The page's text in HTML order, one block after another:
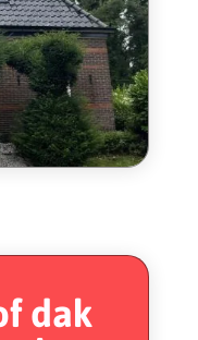
dak